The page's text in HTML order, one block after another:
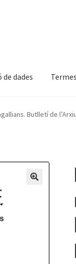
dades
El meu compte
Butlletí de